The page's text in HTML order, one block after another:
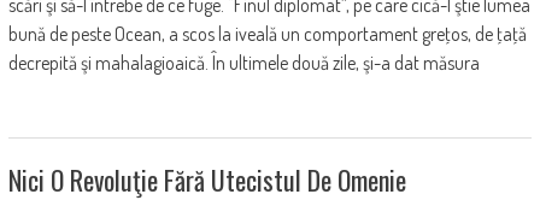
bună de peste Ocean, a scos la iveală un comportament greţos, de ţaţă
decrepită şi mahalagioaică. În ultimele două zile, şi-a dat măsura
Nici O Revoluţie Fără Utecistul De Omenie